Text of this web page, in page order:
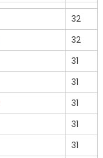
32
32
31
31
31
31
31